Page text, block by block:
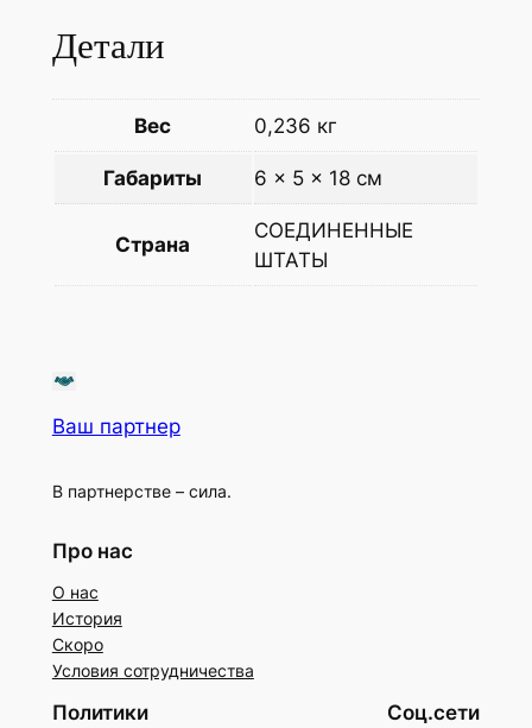
Детали
Вес 0,236 кг
Габариты 6 × 5 × 18 см
Страна
СОЕДИНЕННЫЕ
ШТАТЫ
Ваш партнер
В партнерстве – сила.
Про нас
О нас
История
Скоро
Условия сотрудничества
Политики Соц.сети